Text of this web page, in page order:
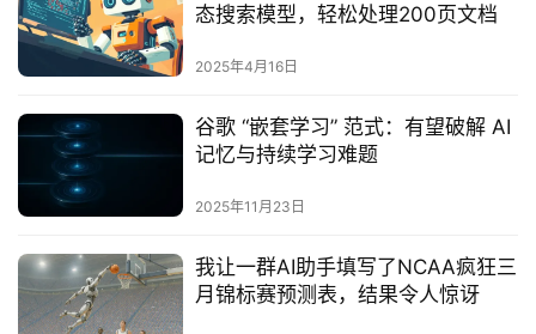
态搜索模型，轻松处理200页文档
2025年4月16日
谷歌 “嵌套学习” 范式：有望破解 AI
记忆与持续学习难题
2025年11月23日
我让一群AI助手填写了NCAA疯狂三
月锦标赛预测表，结果令人惊讶